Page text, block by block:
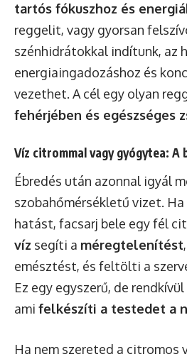
tartós fókuszhoz és
reggelit, vagy gyorsan
szénhidrátokkal indítunk, az
energiaingadozáshoz és
vezethet. A cél egy olyan
fehérjében és egészséges
Víz citrommal vagy gyógytea: A
Ébredés után azonnal igyál
szobahőmérsékletű vizet.
hatást, facsarj bele egy fél
víz segíti a méregtelenítést
emésztést, és feltölti a
Ez egy egyszerű, de
ami felkészíti a testedet a
Ha nem szereted a citromos